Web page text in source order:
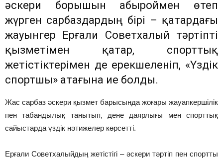
әскери борышын абыроймен өтеп
жүрген сарбаздардың бірі – қатардағы
жауынгер Ерғали Советхалый тәртіпті
қызметімен қатар, спорттық
жетістіктерімен де ерекшеленіп, «Үздік
спортшы» атағына ие болды.
Жас сарбаз әскери қызмет барысында жоғары жауапкершілік
пен табандылық танытып, дене даярлығы мен спорттық
сайыстарда үздік нәтижелер көрсетті.
Ерғали Советхалыйдың жетістігі – әскери тәртіп пен спортты